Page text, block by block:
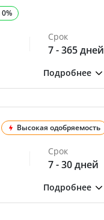
Срок
7 - 365 дней
Высокая одобряемость
Срок
7 - 30 дней